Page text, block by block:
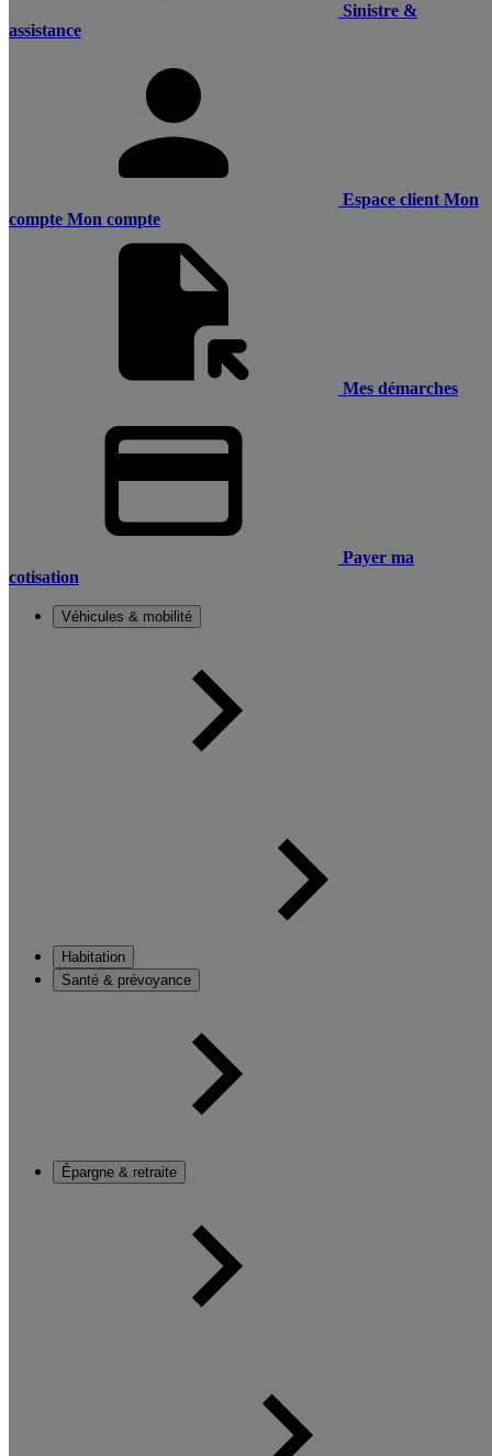
Sinistre &
assistance
Espace client Mon
compte Mon compte
Mes démarches
Payer ma
cotisation
Véhicules & mobilité
Habitation
Santé & prévoyance
Épargne & retraite